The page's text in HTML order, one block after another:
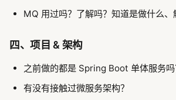
MQ 用过吗？了解吗？知道是做什么、
四、项目 & 架构
之前做的都是 Spring Boot 单体服务吗
有没有接触过微服务架构？